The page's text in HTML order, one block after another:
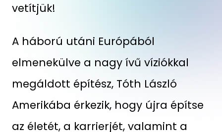
vetítjük!
A háború utáni Európából
elmenekülve a nagy ívű víziókkal
megáldott építész, Tóth László
Amerikába érkezik, hogy újra építse
az életét, a karrierjét, valamint a